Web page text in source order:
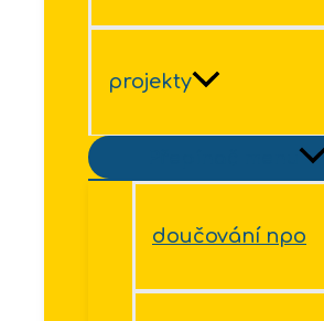
projekty
doučování npo